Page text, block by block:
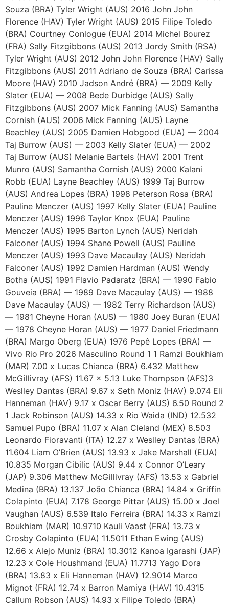
Souza (BRA) Tyler Wright (AUS) 2016 John John
Florence (HAV) Tyler Wright (AUS) 2015 Filipe Toledo
(BRA) Courtney Conlogue (EUA) 2014 Michel Bourez
(FRA) Sally Fitzgibbons (AUS) 2013 Jordy Smith (RSA)
Tyler Wright (AUS) 2012 John John Florence (HAV) Sally
Fitzgibbons (AUS) 2011 Adriano de Souza (BRA) Carissa
Moore (HAV) 2010 Jadson André (BRA) — 2009 Kelly
Slater (EUA) — 2008 Bede Durbidge (AUS) Sally
Fitzgibbons (AUS) 2007 Mick Fanning (AUS) Samantha
Cornish (AUS) 2006 Mick Fanning (AUS) Layne
Beachley (AUS) 2005 Damien Hobgood (EUA) — 2004
Taj Burrow (AUS) — 2003 Kelly Slater (EUA) — 2002
Taj Burrow (AUS) Melanie Bartels (HAV) 2001 Trent
Munro (AUS) Samantha Cornish (AUS) 2000 Kalani
Robb (EUA) Layne Beachley (AUS) 1999 Taj Burrow
(AUS) Andrea Lopes (BRA) 1998 Peterson Rosa (BRA)
Pauline Menczer (AUS) 1997 Kelly Slater (EUA) Pauline
Menczer (AUS) 1996 Taylor Knox (EUA) Pauline
Menczer (AUS) 1995 Barton Lynch (AUS) Neridah
Falconer (AUS) 1994 Shane Powell (AUS) Pauline
Menczer (AUS) 1993 Dave Macaulay (AUS) Neridah
Falconer (AUS) 1992 Damien Hardman (AUS) Wendy
Botha (AUS) 1991 Flavio Padaratz (BRA) — 1990 Fabio
Gouveia (BRA) — 1989 Dave Macaulay (AUS) — 1988
Dave Macaulay (AUS) — 1982 Terry Richardson (AUS)
— 1981 Cheyne Horan (AUS) — 1980 Joey Buran (EUA)
— 1978 Cheyne Horan (AUS) — 1977 Daniel Friedmann
(BRA) Margo Oberg (EUA) 1976 Pepê Lopes (BRA) —
Vivo Rio Pro 2026 Masculino Round 1 1 Ramzi Boukhiam
(MAR) 7.00 x Lucas Chianca (BRA) 6.432 Matthew
McGillivray (AFS) 11.67 x 5.13 Luke Thompson (AFS)3
Weslley Dantas (BRA) 9.67 x Seth Moniz (HAV) 9.074 Eli
Hanneman (HAV) 9.17 x Oscar Berry (AUS) 6.50 Round 2
1 Jack Robinson (AUS) 14.33 x Rio Waida (IND) 12.532
Samuel Pupo (BRA) 11.07 x Alan Cleland (MEX) 8.503
Leonardo Fioravanti (ITA) 12.27 x Weslley Dantas (BRA)
11.604 Liam O’Brien (AUS) 13.93 x Jake Marshall (EUA)
10.835 Morgan Cibilic (AUS) 9.44 x Connor O’Leary
(JAP) 9.306 Matthew McGillivray (AFS) 13.53 x Gabriel
Medina (BRA) 13.137 João Chianca (BRA) 14.84 x Griffin
Colapinto (EUA) 7.178 George Pittar (AUS) 15.00 x Joel
Vaughan (AUS) 6.539 Italo Ferreira (BRA) 14.33 x Ramzi
Boukhiam (MAR) 10.9710 Kauli Vaast (FRA) 13.73 x
Crosby Colapinto (EUA) 11.5011 Ethan Ewing (AUS)
12.66 x Alejo Muniz (BRA) 10.3012 Kanoa Igarashi (JAP)
12.23 x Cole Houshmand (EUA) 11.7713 Yago Dora
(BRA) 13.83 x Eli Hanneman (HAV) 12.9014 Marco
Mignot (FRA) 12.74 x Barron Mamiya (HAV) 10.4315
Callum Robson (AUS) 14.93 x Filipe Toledo (BRA)